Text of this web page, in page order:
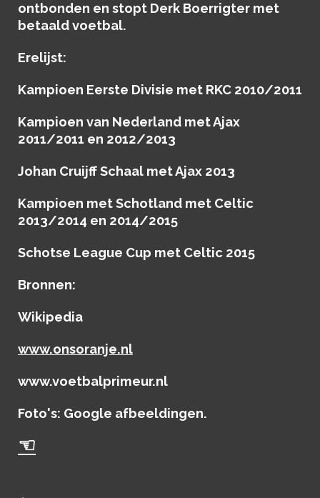
ontbonden en stopt Derk Boerrigter met
betaald voetbal.
Erelijst:
Kampioen Eerste Divisie met RKC 2010/2011
Kampioen van Nederland met Ajax
2011/2011 en 2012/2013
Johan Cruijff Schaal met Ajax 2013
Kampioen met Schotland met Celtic
2013/2014 en 2014/2015
Schotse League Cup met Celtic 2015
Bronnen:
Wikipedia
www.onsoranje.nl
www.voetbalprimeur.nl
Foto's: Google afbeeldingen.
☜